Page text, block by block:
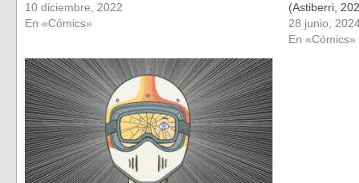
10 diciembre, 2022
En «Cómics»
(Astiberri,
28 junio,
En «Cómics»